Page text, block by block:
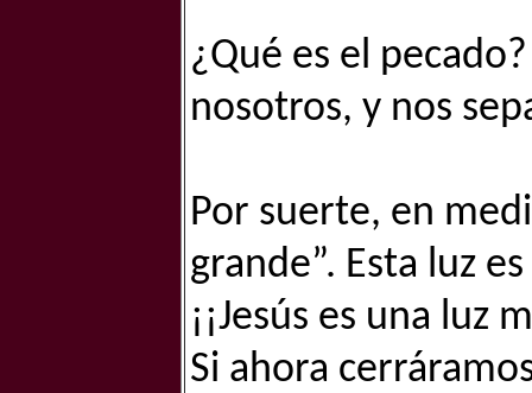
¿Qué es el
nosotros, y nos
Por suerte, en
grande”. Esta luz es
¡¡Jesús es una
Si ahora